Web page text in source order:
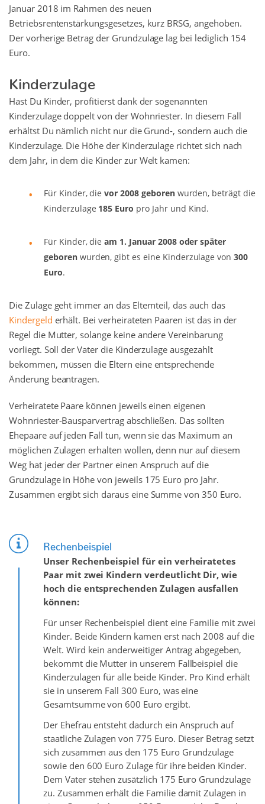
Januar 2018 im Rahmen des neuen
Betriebsrentenstärkungsgesetzes, kurz BRSG, angehoben.
Der vorherige Betrag der Grundzulage lag bei lediglich 154
Euro.
Kinderzulage
Hast Du Kinder, profitierst dank der sogenannten
Kinderzulage doppelt von der Wohnriester. In diesem Fall
erhältst Du nämlich nicht nur die Grund-, sondern auch die
Kinderzulage. Die Höhe der Kinderzulage richtet sich nach
dem Jahr, in dem die Kinder zur Welt kamen:
Für Kinder, dievor 2008 geborenwurden, beträgt die
Kinderzulage 185 Euro pro Jahr und Kind.
Für Kinder, dieam 1. Januar 2008 oder später
geborenwurden, gibt es eine Kinderzulage von300
Euro.
Die Zulage geht immer an das Elternteil, das auch das
Kindergeld erhält. Bei verheirateten Paaren ist das in der
Regel die Mutter, solange keine andere Vereinbarung
vorliegt. Soll der Vater die Kinderzulage ausgezahlt
bekommen, müssen die Eltern eine entsprechende
Änderung beantragen.
Verheiratete Paare können jeweils einen eigenen
Wohnriester-Bausparvertrag abschließen. Das sollten
Ehepaare auf jeden Fall tun, wenn sie das Maximum an
möglichen Zulagen erhalten wollen, denn nur auf diesem
Weg hat jeder der Partner einen Anspruch auf die
Grundzulage in Höhe von jeweils 175 Euro pro Jahr.
Zusammen ergibt sich daraus eine Summe von 350 Euro.
Rechenbeispiel
Unser Rechenbeispiel für ein verheiratetes
Paar mit zwei Kindern verdeutlicht Dir, wie
hoch die entsprechenden Zulagen ausfallen
können:
Für unser Rechenbeispiel dient eine Familie mit zwei
Kinder. Beide Kindern kamen erst nach 2008 auf die
Welt. Wird kein anderweitiger Antrag abgegeben,
bekommt die Mutter in unserem Fallbeispiel die
Kinderzulagen für alle beide Kinder. Pro Kind erhält
sie in unserem Fall 300 Euro, was eine
Gesamtsumme von 600 Euro ergibt.
Der Ehefrau entsteht dadurch ein Anspruch auf
staatliche Zulagen von 775 Euro. Dieser Betrag setzt
sich zusammen aus den 175 Euro Grundzulage
sowie den 600 Euro Zulage für ihre beiden Kinder.
Dem Vater stehen zusätzlich 175 Euro Grundzulage
zu. Zusammen erhält die Familie damit Zulagen in